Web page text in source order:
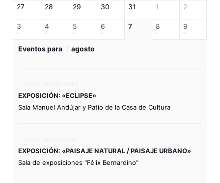
27 28 29 30 31 1 2
3 4 5 6 7 8 9
Eventos para agosto
EXPOSICIÓN: «ECLIPSE»
Sala Manuel Andújar y Patio de la Casa de Cultura
EXPOSICIÓN: «PAISAJE NATURAL / PAISAJE URBANO»
Sala de exposiciones "Félix Bernardino"